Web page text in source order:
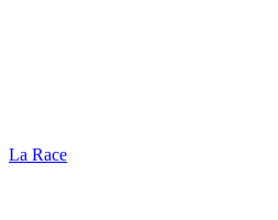
La Race